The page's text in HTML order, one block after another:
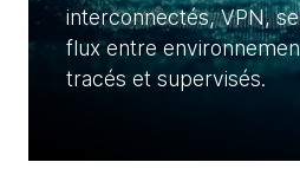
interconnectés, VPN,
flux entre
tracés et supervisés.